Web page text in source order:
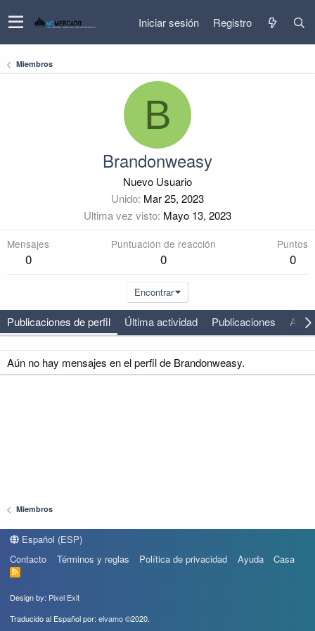
Iniciar sesión Registro
Miembros
B
Brandonweasy
Nuevo Usuario
Unido Mar 25, 2023
Ultima vez visto Mayo 13, 2023
Mensajes
0
Puntuación de reacción
0
Puntos
0
Encontrar
Publicaciones de perfil Última actividad Publicaciones
Aún no hay mensajes en el perfil de Brandonweasy.
Miembros
Español (ESP)
Contacto
Términos y reglas Política de privacidad Ayuda Casa
R
S
Design by: Pixel Exit
Traducido al Español por: elvamo©2020.